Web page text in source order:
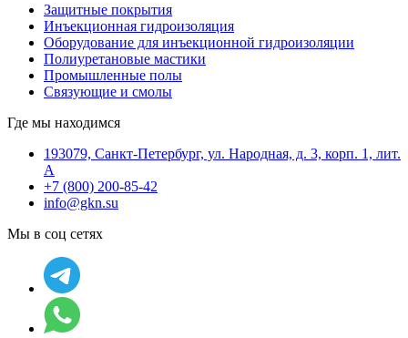
Защитные покрытия
Инъекционная гидроизоляция
Оборудование для инъекционной гидроизоляции
Полиуретановые мастики
Промышленные полы
Связующие и смолы
Где мы находимся
193079, Санкт-Петербург, ул. Народная, д. 3, корп. 1, лит.
А
+7 (800) 200-85-42
info@gkn.su
Мы в соц сетях